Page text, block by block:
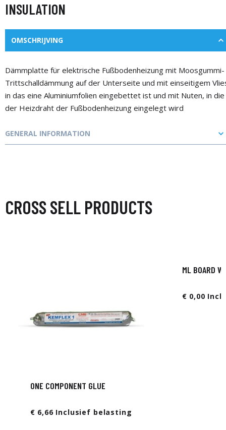
INSULATION
OMSCHRIJVING
Dämmplatte für elektrische Fußbodenheizung mit Moosgummi-
Trittschalldämmung auf der Unterseite und mit einseitigem
in das eine Aluminiumfolien eingebettet ist und mit Nuten, in die
der Heizdraht der Fußbodenheizung eingelegt wird
GENERAL INFORMATION
CROSS SELL PRODUCTS
ONE COMPONENT GLUE
€ 6,66 Inclusief belasting
ML BOARD
€ 0,00